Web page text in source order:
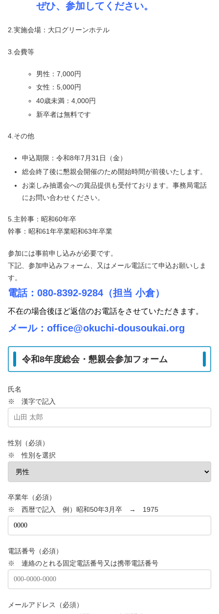
ぜひ、参加してください。
2.実施会場：大口グリーンホテル
3.会費等
男性：7,000円
女性：5,000円
40歳未満：4,000円
新卒者は無料です
4.その他
申込期限：令和8年7月31日（金）
総会終了後に懇親会開催のため開始時間が前後いたします。
お楽しみ抽選会への賞品提供も受付ております。事務局電話
にお問い合わせください。
5.主幹事：昭和60年卒
幹事：昭和61年卒業昭和63年卒業
参加には事前申し込みが必要です。
下記、参加申込みフォーム、又はメール電話にて申込お願いしま
す。
電話：080-8392-9284（担当 小倉）
不在の場合後ほど返信のお電話をさせていただきます。
メール：office@okuchi-dousoukai.org
令和8年度総会・懇親会参加フォーム
氏名
※ 漢字で記入
性別（必須）
※ 性別を選択
卒業年（必須）
※ 西暦で記入 例）昭和50年3月卒 → 1975
電話番号（必須）
※ 連絡のとれる固定電話番号又は携帯電話番号
メールアドレス（必須）